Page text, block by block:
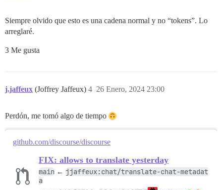
Siempre olvido que esto es una cadena normal y no “tokens”. Lo
arreglaré.
3 Me gusta
j.jaffeux (Joffrey Jaffeux) 26 Enero, 2024 23:00
4
Perdón, me tomó algo de tiempo
github.com/discourse/discourse
FIX: allows to translate yesterday
main ← jjaffeux:chat/translate-chat-metadat
a